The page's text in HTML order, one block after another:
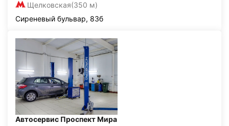
Щелковская(350 м)
Сиреневый бульвар, 83б
Автосервис Проспект Мира